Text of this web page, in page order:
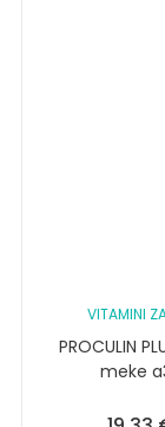
VITAMINI
PROCULIN
meke